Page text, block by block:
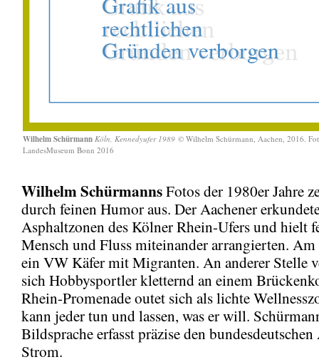
Wilhelm Schürmann Köln, Kennedyufer 1989 © Wilhelm Schürmann, Aachen, 2016.
LandesMuseum Bonn 2016
Wilhelm SchürmannsFotos der 1980er Jahre
durch feinen Humor aus. Der Aachener
Asphaltzonen des Kölner Rhein-Ufers und hielt
Mensch und Fluss miteinander arrangierten. Am
ein VW Käfer mit Migranten. An anderer Stelle
sich Hobbysportler kletternd an einem
Rhein-Promenade outet sich als lichte
kann jeder tun und lassen, was er will.
Bildsprache erfasst präzise den
Strom.